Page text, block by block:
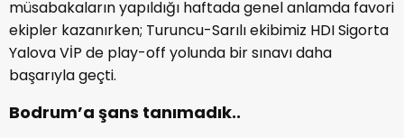
müsabakaların yapıldığı haftada genel anlamda favori
ekipler kazanırken; Turuncu-Sarılı ekibimiz HDI Sigorta
Yalova VİP de play-off yolunda bir sınavı daha
başarıyla geçti.
Bodrum’a şans tanımadık..